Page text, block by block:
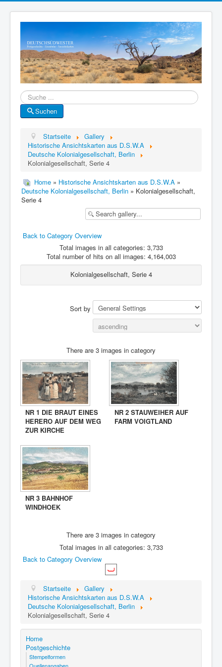
Suche
Suchen
Startseite
Gallery
Historische Ansichtskarten aus D.S.W.A
Deutsche Kolonialgesellschaft, Berlin
Kolonialgesellschaft, Serie 4
Home » Historische Ansichtskarten aus D.S.W.A »
Deutsche Kolonialgesellschaft, Berlin » Kolonialgesellschaft,
Serie 4
Back to Category Overview
Total images in all categories: 3,733
Total number of hits on all images: 4,164,003
Kolonialgesellschaft, Serie 4
Sort by
There are 3 images in category
NR 1 DIE BRAUT EINES
HERERO AUF DEM WEG
ZUR KIRCHE
NR 2 STAUWEIHER AUF
FARM VOIGTLAND
NR 3 BAHNHOF
WINDHOEK
There are 3 images in category
Total images in all categories: 3,733
Back to Category Overview
Startseite
Gallery
Historische Ansichtskarten aus D.S.W.A
Deutsche Kolonialgesellschaft, Berlin
Kolonialgesellschaft, Serie 4
Home
Postgeschichte
Stempelformen